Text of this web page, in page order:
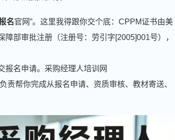
名官网”。这里我得跟你交个底：CPPM证书由美
部审批注册（注册号：劳引字[2005]001号），
报名申请。采购经理人培训网
责帮你完成从报名申请、资质审核、教材寄送、